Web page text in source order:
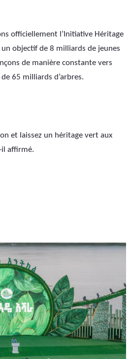
officiellement l’Initiative Héritage
objectif de 8 milliards de jeunes
de manière constante vers
65 milliards d’arbres.
et laissez un héritage vert aux
il affirmé.